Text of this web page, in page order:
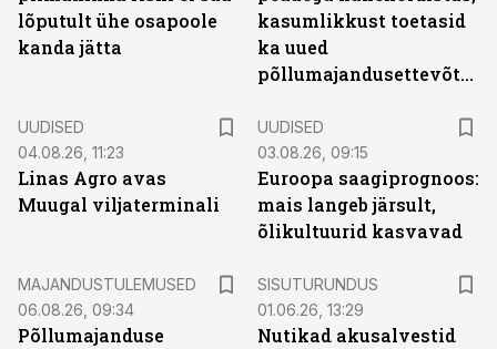
lõputult ühe osapoole
kanda jätta
kasumlikkust toetasid
ka uued
põllumajandusettevõtted
UUDISED
04.08.26, 11:23
Linas Agro avas
Muugal viljaterminali
UUDISED
03.08.26, 09:15
Euroopa saagiprognoos:
mais langeb järsult,
õlikultuurid kasvavad
MAJANDUSTULEMUSED
06.08.26, 09:34
Põllumajanduse
SISUTURUNDUS
01.06.26, 13:29
Nutikad akusalvestid